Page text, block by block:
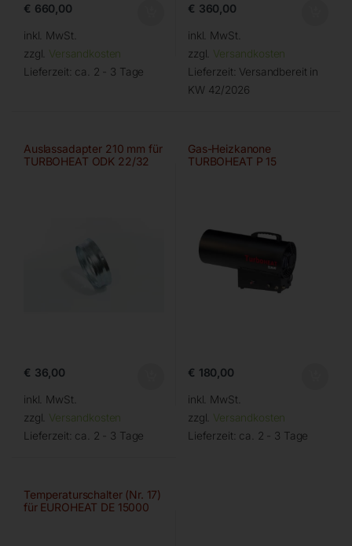
€ 660,00
inkl. MwSt.
zzgl. Versandkosten
Lieferzeit: ca. 2 - 3 Tage
€ 360,00
inkl. MwSt.
zzgl. Versandkosten
Lieferzeit: Versandbereit in
KW 42/2026
Auslassadapter 210 mm für
TURBOHEAT ODK 22/32
€ 36,00
inkl. MwSt.
zzgl. Versandkosten
Lieferzeit: ca. 2 - 3 Tage
Gas-Heizkanone
TURBOHEAT P 15
€ 180,00
inkl. MwSt.
zzgl. Versandkosten
Lieferzeit: ca. 2 - 3 Tage
Temperaturschalter (Nr. 17)
für EUROHEAT DE 15000